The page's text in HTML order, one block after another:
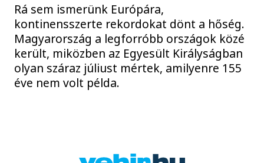
Rá sem ismerünk Európára,
kontinensszerte rekordokat dönt a hőség.
Magyarország a legforróbb országok közé
került, miközben az Egyesült Királyságban
olyan száraz júliust mértek, amilyenre 155
éve nem volt példa.